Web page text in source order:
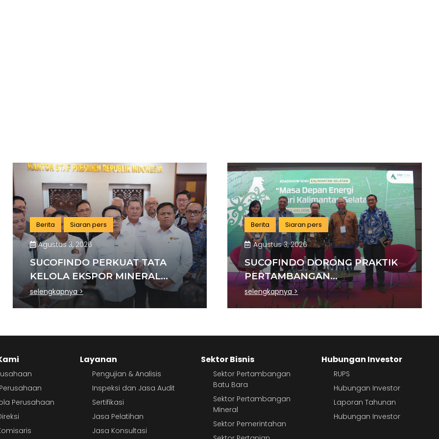
Berita Siaran pers
Agustus 3, 2026
SUCOFINDO PERKUAT TATA
KELOLA EKSPOR MINERAL
NASIONAL MELALUI SINERGI
DENGAN KSP DAN DANANTARA
selengkapnya >
Berita Siaran pers
Agustus 3, 2026
SUCOFINDO DORONG PRAKTIK
PERTAMBANGAN
BERKELANJUTAN DI SEKTOR
BATU BARA
selengkapnya >
Perusahaan
Layanan
Pengujian & Analisis
Inspeksi dan Jasa Audit
Sertifikasi
Jasa Pelatihan
Jasa Konsultasi
Sektor Bisnis
Sektor Pertambangan
Batu Bara
Sektor Pertambangan
Mineral
Sektor Pemerintahan
Hubungan Investor
RUPS
Hubungan Investor
Laporan Tahunan
Hubungan Investor